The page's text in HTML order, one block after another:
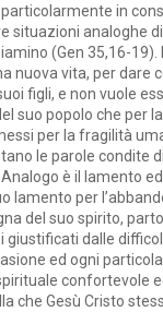
in
situazioni analoghe
(Gen 35,16-
nuova vita, per dare
figli, e non vuole
suo popolo che per
per la fragilità
le parole condite
è il lamento
per
del suo spirito,
giustificati dalle
ed ogni
confortevole
che Gesù Cristo